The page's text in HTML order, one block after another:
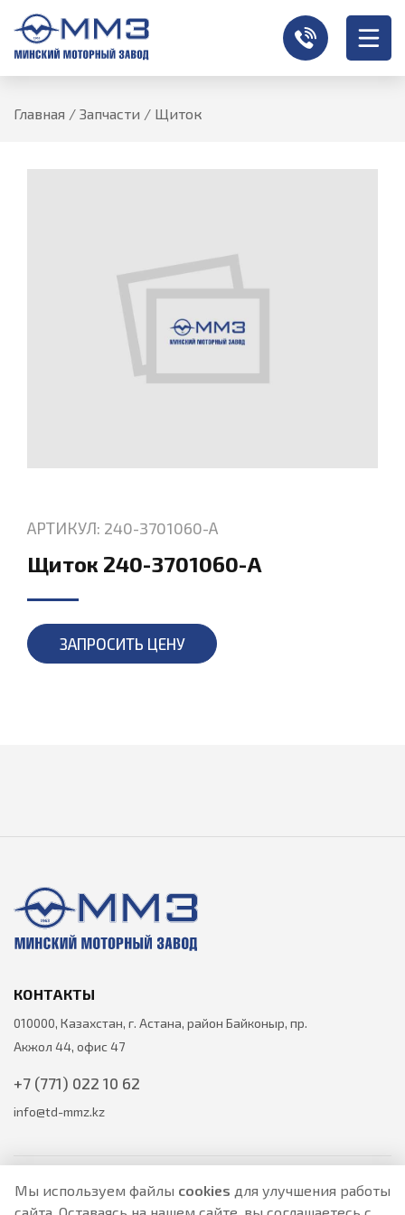
Главная / Запчасти / Щиток
АРТИКУЛ: 240-3701060-А
Щиток 240-3701060-А
ЗАПРОСИТЬ ЦЕНУ
Мы используем файлы cookies для улучшения работы
КОНТАКТЫ
010000, Казахстан, г. Астана, район Байконыр, пр.
Акжол 44, офис 47
+7 (771) 022 10 62
info@td-mmz.kz